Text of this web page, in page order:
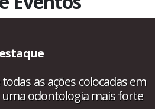
as ações colocadas em
odontologia mais forte